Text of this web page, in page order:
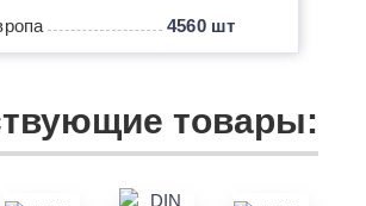
4560 шт
товары: